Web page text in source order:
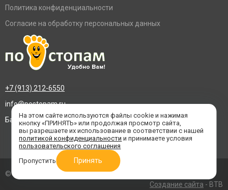
Политика конфиденциальности
Согласие на обработку персональных данных
+7 (913) 212-6550
info@postopam.ru
Барнаул, пр. Социалистический 109, оф.455
© 2016–2026 «По стопам»
Создание сайта - BTB
На этом сайте используются файлы cookie и нажимая
кнопку «ПРИНЯТЬ» или продолжая просмотр сайта,
вы разрешаете их использование в соответствии с нашей
политикой конфиденциальности и принимаете условия
пользовательского соглашения
Пропустить
Принять